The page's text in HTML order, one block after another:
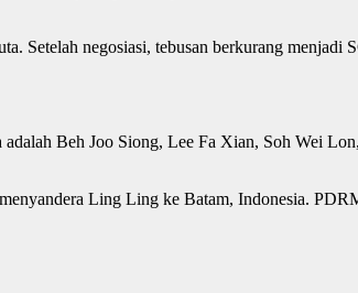
Setelah negosiasi, tebusan berkurang
Beh Joo Siong, Lee Fa Xian, Soh Wei
Ling Ling ke Batam, Indonesia.